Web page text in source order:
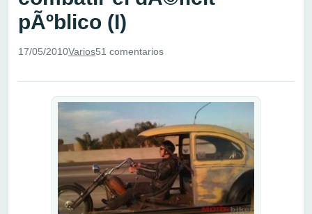
pÃºblico (I)
17/05/2010Varios51 comentarios